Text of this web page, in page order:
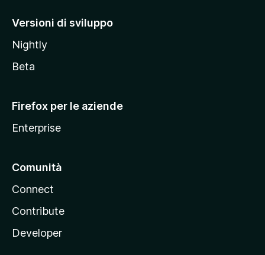
M
z
i
a
Versioni di sviluppo
Nightly
Beta
Firefox per le aziende
Enterprise
Comunità
Connect
Contribute
Developer